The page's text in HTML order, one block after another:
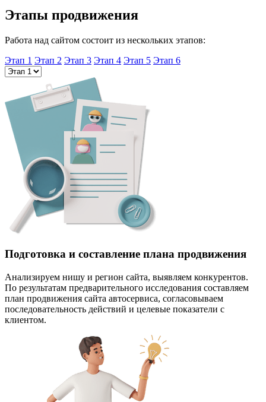
Этапы продвижения
Работа над сайтом состоит из нескольких этапов:
Этап 1 Этап 2 Этап 3 Этап 4 Этап 5 Этап 6
Подготовка и составление плана продвижения
Анализируем нишу и регион сайта, выявляем конкурентов.
По результатам предварительного исследования составляем
план продвижения сайта автосервиса, согласовываем
последовательность действий и целевые показатели с
клиентом.